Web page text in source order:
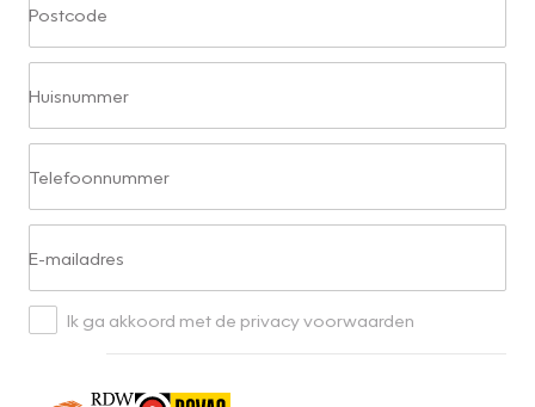
Postcode
Huisnummer
Telefoonnummer
E-mailadres
Ik ga akkoord met de privacy voorwaarden